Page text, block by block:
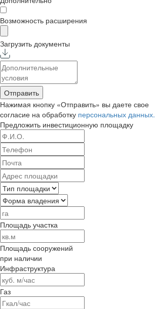
Возможность расширения
Загрузить документы
Отправить
Нажимая кнопку «Отправить» вы даете свое
согласие на обработку персональных данных.
Предложить инвестиционную площадку
Площадь участка
Площадь сооружений
при наличии
Инфраструктура
Газ